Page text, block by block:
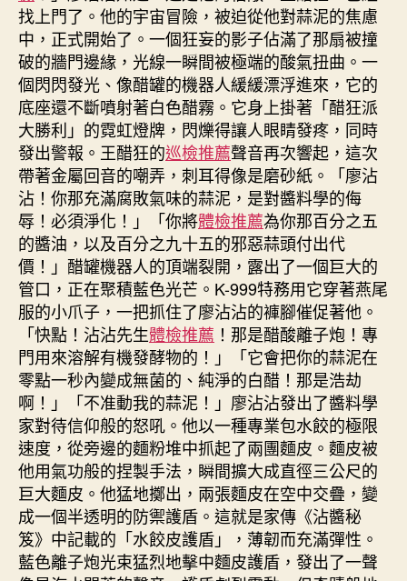
找上門了。他的宇宙冒險，被迫從他對蒜泥的焦慮
中，正式開始了。一個狂妄的影子佔滿了那扇被撞
破的牆門邊緣，光線一瞬間被極端的酸氣扭曲。一
個閃閃發光、像醋罐的機器人緩緩漂浮進來，它的
底座還不斷噴射著白色醋霧。它身上掛著「醋狂派
大勝利」的霓虹燈牌，閃爍得讓人眼睛發疼，同時
發出警報。王醋狂的巡檢推薦聲音再次響起，這次
帶著金屬回音的嘲弄，刺耳得像是磨砂紙。「廖沾
沾！你那充滿腐敗氣味的蒜泥，是對醬料學的侮
辱！必須淨化！」「你將體檢推薦為你那百分之五
的醬油，以及百分之九十五的邪惡蒜頭付出代
價！」醋罐機器人的頂端裂開，露出了一個巨大的
管口，正在聚積藍色光芒。K-999特務用它穿著燕尾
服的小爪子，一把抓住了廖沾沾的褲腳催促著他。
「快點！沾沾先生體檢推薦 ！那是醋酸離子炮！專
門用來溶解有機發酵物的！」「它會把你的蒜泥在
零點一秒內變成無菌的、純淨的白醋！那是浩劫
啊！」「不准動我的蒜泥！」廖沾沾發出了醬料學
家對待信仰般的怒吼。他以一種專業包水餃的極限
速度，從旁邊的麵粉堆中抓起了兩團麵皮。麵皮被
他用氣功般的捏製手法，瞬間擴大成直徑三公尺的
巨大麵皮。他猛地擲出，兩張麵皮在空中交疊，變
成一個半透明的防禦護盾。這就是家傳《沾醬秘
笈》中記載的「水餃皮護盾」，薄韌而充滿彈性。
藍色離子炮光束猛烈地擊中麵皮護盾，發出了一聲